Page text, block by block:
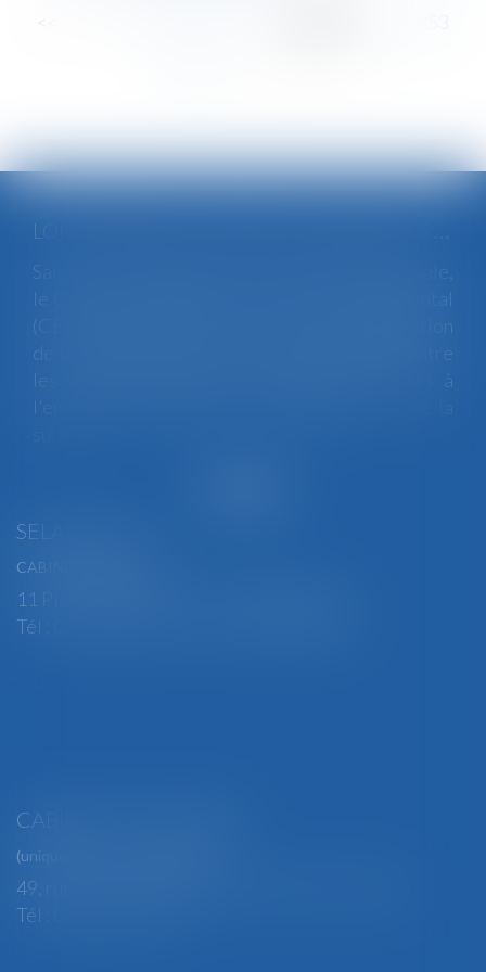
Saisi par la Présidente de l'Assemblée nationale,
le Conseil économique, social et environnemental
(CESE) a adopté ce jour son avis sur la proposition
de loi visant à lutter de manière intégrale contre
les violences sexistes et sexuelles commises à
l'encontre des femmes et des enfants...
SELARL BGBJ
CABINET PRINCIPAL
11 Place Edmond Henry - 88000 ÉPINAL
Tél : 03 29 82 29 04 - Fax : 03 29 64 06 84
CABINET SECONDAIRE
(uniquement sur rendez-vous)
49, rue Thiers - 88100 SAINT-DIÉ DES VOSGES
Tél : 03 29 56 15 98